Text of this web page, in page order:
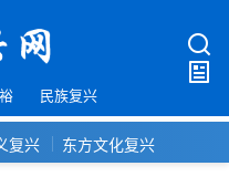
民族复兴
复兴 东方文化复兴